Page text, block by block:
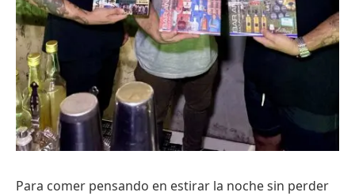
Para comer pensando en estirar la noche sin perder